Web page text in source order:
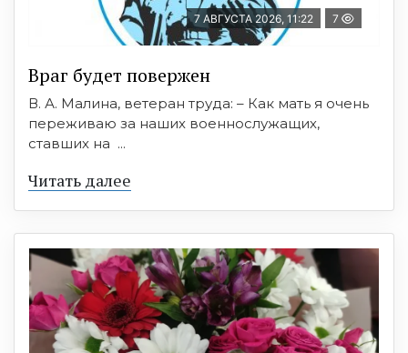
7 АВГУСТА 2026, 11:22 7
Враг будет повержен
В. А. Малина, ветеран труда: – Как мать я очень
переживаю за наших военнослужащих,
ставших на ...
Читать далее